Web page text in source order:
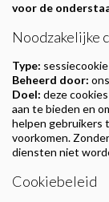
voor de
Noodzakelijke
Type:
Beheerd door: ons
Doel: deze
aan te bieden en
helpen gebruikers
voorkomen.
diensten niet
Cookiebeleid